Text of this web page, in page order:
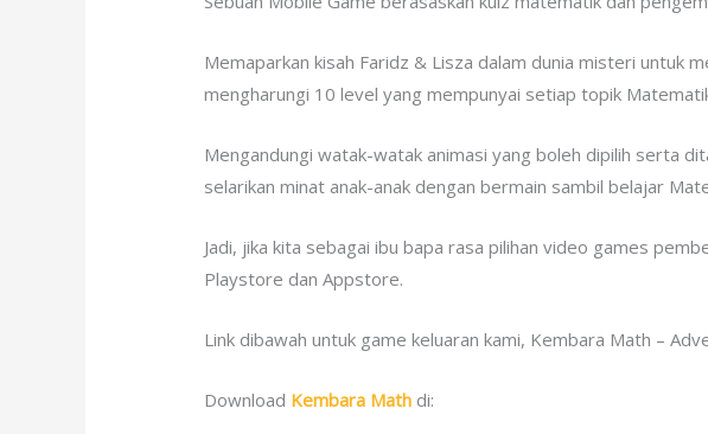
Memaparkan kisah Faridz & Lisza dalam dunia misteri untuk
mengharungi 10 level yang mempunyai setiap topik
Mengandungi watak-watak animasi yang boleh dipilih serta
selarikan minat anak-anak dengan bermain sambil belajar
Jadi, jika kita sebagai ibu bapa rasa pilihan video games
Playstore dan Appstore.
Link dibawah untuk game keluaran kami, Kembara Math –
Download Kembara Math di: